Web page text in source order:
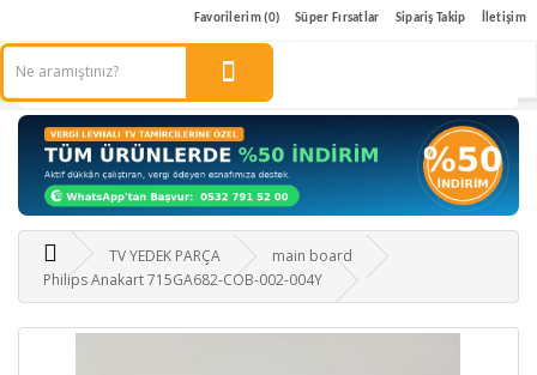
Favorilerim (0) Süper Fırsatlar Sipariş Takip İletişim
TV YEDEK PARÇA
main board
Philips Anakart 715GA682-COB-002-004Y